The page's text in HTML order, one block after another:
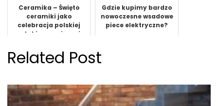
Ceramika – Święto
ceramiki jako
celebracja polskiej
sztuki ceramicznej
Gdzie kupimy bardzo
nowoczesne wsadowe
piece elektryczne?
Related Post